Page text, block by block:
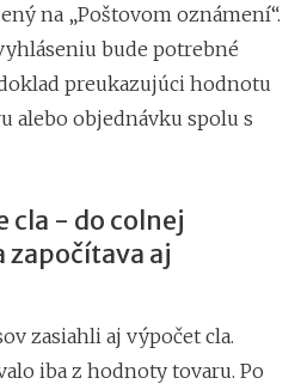
na „Poštovom oznámení“.
bude potrebné
preukazujúci hodnotu
alebo objednávku spolu s
cla - do colnej
započítava aj
zasiahli aj výpočet cla.
iba z hodnoty tovaru. Po